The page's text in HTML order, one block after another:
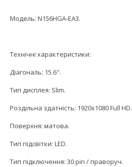
Модель: N156HGA-EA3.
Технічні характеристики:
Діагональ: 15.6".
Тип дисплея: Slim.
Роздільна здатність: 1920x1080 Full HD.
Поверхня: матова.
Тип підсвітки: LED.
Тип підключення: 30 pin / праворуч.